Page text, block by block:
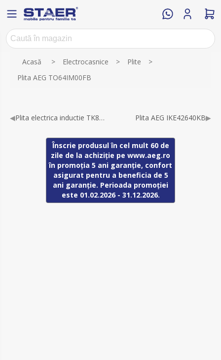
Acasă > Electrocasnice > Plite
>
Plita AEG TO64IM00FB
◀ Plita electrica inductie TK85IM00FB Plita AEG IKE42640KB▶
Înscrie produsul în cel mult 60 de
zile de la achiziție pe www.aeg.ro
în promoția 5 ani garanție, confort
asigurat pentru a beneficia de 5
ani garanție. Perioada promoției
este 01.02.2026 - 31.12.2026.
Numele atributului Valoarea atributului